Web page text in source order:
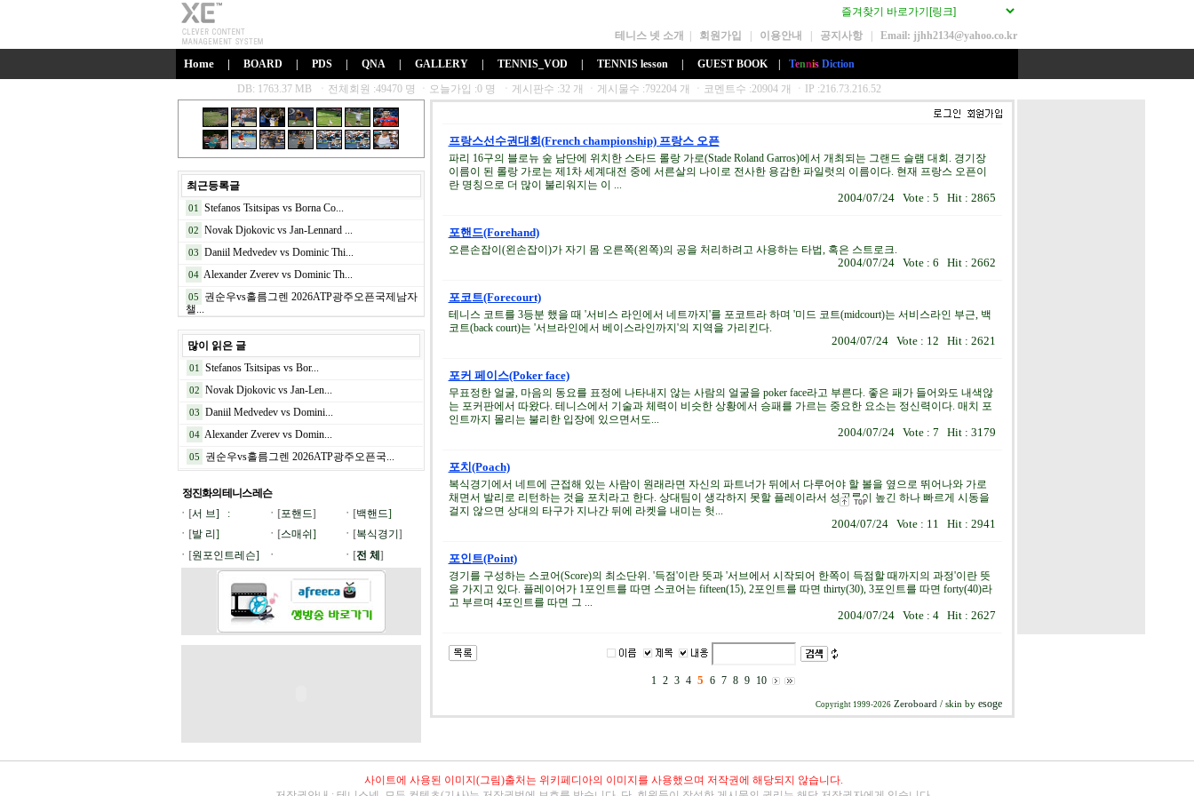
테니스 넷 소개 회원가입 이용안내 공지사항 Email: jjhh2134@yahoo.co.kr
Home | BOARD PDS QNA GALLERY TENNIS_VOD TENNIS lesson GUEST BOOK| Tennis Diction
최근등록글
01 Stefanos Tsitsipas vs Borna Co...
02 Novak Djokovic vs Jan-Lennard ...
03 Daniil Medvedev vs Dominic Thi...
04 Alexander Zverev vs Dominic Th...
05
권순우vs홀름그렌 2026ATP광주오픈국제남자
챌...
많이 읽은 글
01 Stefanos Tsitsipas vs Bor...
02 Novak Djokovic vs Jan-Len...
03 Daniil Medvedev vs Domini...
04 Alexander Zverev vs Domin...
05 권순우vs홀름그렌 2026ATP광주오픈국...
정진화의 테니스레슨
ㆍ[서 브] : ㆍ[포핸드] ㆍ[백핸드]
ㆍ[발 리 ] ㆍ[스매쉬 ] ㆍ[복식경기 ]
ㆍ[원포인트레슨] ㆍ ㆍ[전 체 ]
프랑스선수권대회(French championship) 프랑스 오픈
파리 16구의 블로뉴 숲 남단에 위치한 스타드 롤랑 가로(Stade Roland Garros)에서 개최되는 그랜드 슬램 대회. 경기장
이름이 된 롤랑 가로는 제1차 세계대전 중에 서른살의 나이로 전사한 용감한 파일럿의 이름이다. 현재 프랑스 오픈이
란 명칭으로 더 많이 불리워지는 이 ...
2004/07/24 Vote : 5 Hit : 2865
포핸드(Forehand)
오른손잡이(왼손잡이)가 자기 몸 오른쪽(왼쪽)의 공을 처리하려고 사용하는 타법, 혹은 스트로크.
2004/07/24 Vote : 6 Hit : 2662
포코트(Forecourt)
테니스 코트를 3등분 했을 때 '서비스 라인에서 네트까지'를 포코트라 하며 '미드 코트(midcourt)는 서비스라인 부근, 백
코트(back court)는 '서브라인에서 베이스라인까지'의 지역을 가리킨다.
2004/07/24 Vote : 12 Hit : 2621
포커 페이스(Poker face)
무표정한 얼굴, 마음의 동요를 표정에 나타내지 않는 사람의 얼굴을 poker face라고 부른다. 좋은 패가 들어와도 내색않
는 포커판에서 따왔다. 테니스에서 기술과 체력이 비슷한 상황에서 승패를 가르는 중요한 요소는 정신력이다. 매치 포
인트까지 몰리는 불리한 입장에 있으면서도...
2004/07/24 Vote : 7 Hit : 3179
포치(Poach)
복식경기에서 네트에 근접해 있는 사람이 원래라면 자신의 파트너가 뒤에서 다루어야 할 볼을 옆으로 뛰어나와 가로
채면서 발리로 리턴하는 것을 포치라고 한다. 상대팀이 생각하지 못할 플레이라서 성공률이 높긴 하나 빠르게 시동을
걸지 않으면 상대의 타구가 지나간 뒤에 라켓을 내미는 헛...
2004/07/24 Vote : 11 Hit : 2941
포인트(Point)
경기를 구성하는 스코어(Score)의 최소단위. '득점'이란 뜻과 '서브에서 시작되어 한쪽이 득점할 때까지의 과정'이란 뜻
을 가지고 있다. 플레이어가 1포인트를 따면 스코어는 fifteen(15), 2포인트를 따면 thirty(30), 3포인트를 따면 forty(40)라
고 부르며 4포인트를 따면 그 ...
2004/07/24 Vote : 4 Hit : 2627
1 2 3 4 5 6 7 8 9 10
Copyright 1999-2026 Zeroboard / skin by esoge
사이트에 사용된 이미지(그림)출처는 위키페디아의 이미지를 사용했으며 저작권에 해당되지 않습니다.